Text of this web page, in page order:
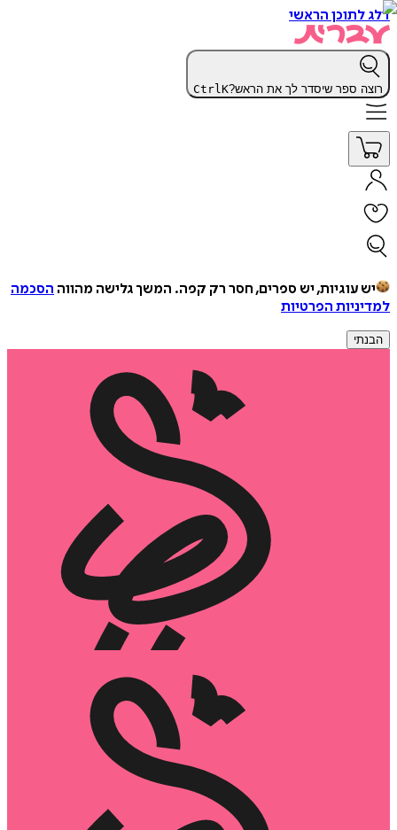
דלג לתוכן הראשי
רוצה ספר שיסדר לך את הראש? CtrlK
יש עוגיות, יש ספרים, חסר רק קפה. המשך גלישה מהווה הסכמה
למדיניות הפרטיות
הבנתי